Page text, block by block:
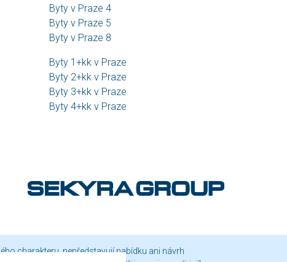
Byty v Praze 4
Byty v Praze 5
Byty v Praze 8
Byty 1+kk v Praze
Byty 2+kk v Praze
Byty 3+kk v Praze
Byty 4+kk v Praze
charakteru, nepředstavují nabídku ani návrh